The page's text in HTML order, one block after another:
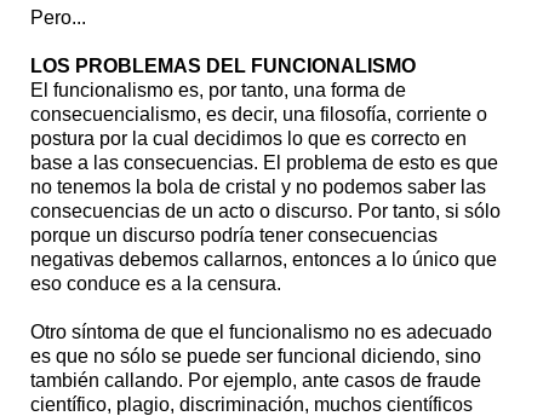
Pero...
LOS PROBLEMAS DEL FUNCIONALISMO
El funcionalismo es, por tanto, una forma de
consecuencialismo, es decir, una filosofía, corriente o
postura por la cual decidimos lo que es correcto en
base a las consecuencias. El problema de esto es que
no tenemos la bola de cristal y no podemos saber las
consecuencias de un acto o discurso. Por tanto, si sólo
porque un discurso podría tener consecuencias
negativas debemos callarnos, entonces a lo único que
eso conduce es a la censura.
Otro síntoma de que el funcionalismo no es adecuado
es que no sólo se puede ser funcional diciendo, sino
también callando. Por ejemplo, ante casos de fraude
científico, plagio, discriminación, muchos científicos